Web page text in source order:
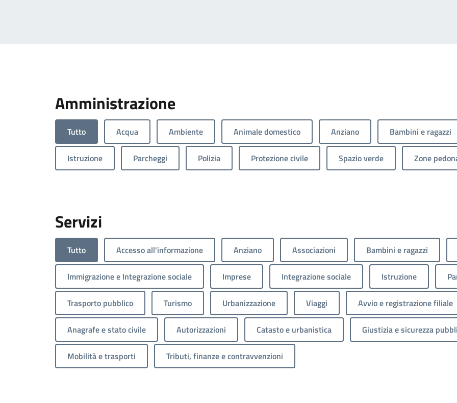
Amministrazione
Tutto Acqua Ambiente Animale domestico Anziano Bambini e ragazzi
Istruzione Parcheggi Polizia Protezione civile Spazio verde Zone
Servizi
Tutto Accesso all'informazione Anziano Associazioni Bambini e ragazzi
Immigrazione e Integrazione sociale Imprese Integrazione sociale Istruzione
Trasporto pubblico Turismo Urbanizzazione Viaggi Avvio e registrazione filiale
Anagrafe e stato civile Autorizzazioni Catasto e urbanistica Giustizia e sicurezza
Mobilità e trasporti Tributi, finanze e contravvenzioni